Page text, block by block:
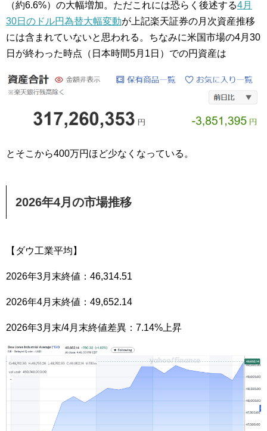
（約6.6%）の大幅増加。ただこれには恐らく後述する4月
30日のドル円為替大幅変動が上記楽天証券の月次資産推移
には含まれていないと思われる。ちなみに米国市場の4月30
日が終わった時点（日本時間5月1日）での円資産は
とそこから400万円ほど少なくなっている。
2026年4月の市場推移
【ダウ工業平均】
2026年3月末終値：46,314.51
2026年4月末終値：49,652.14
2026年3月末/4月末終値差異：7.14%上昇